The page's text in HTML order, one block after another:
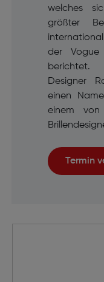
welches
größter
der
Designer
einen
einem
Termin